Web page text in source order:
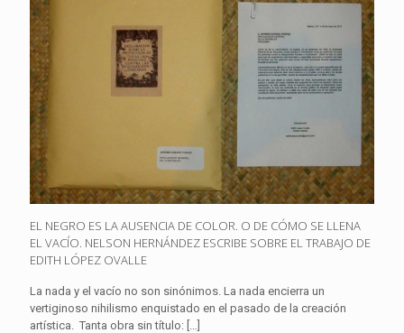
EL NEGRO ES LA AUSENCIA DE COLOR. O DE CÓMO SE LLENA
EL VACÍO. NELSON HERNÁNDEZ ESCRIBE SOBRE EL TRABAJO DE
EDITH LÓPEZ OVALLE
La nada y el vacío no son sinónimos. La nada encierra un
vertiginoso nihilismo enquistado en el pasado de la creación
artística. Tanta obra sin título: […]